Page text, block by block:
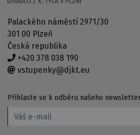
Palackého náměstí 2971/30
301 00 Plzeň
Česká republika
+420 378 038 190
vstupenky@djkt.eu
Přihlaste se k odběru našeho